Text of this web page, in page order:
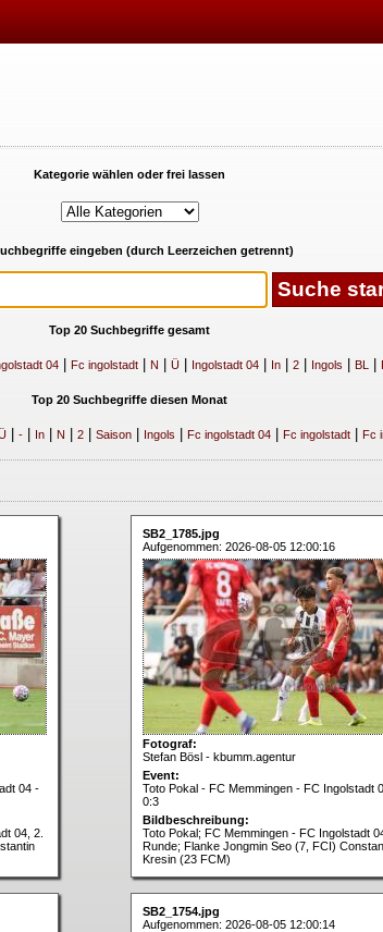
Kategorie wählen oder frei lassen
eingeben (durch Leerzeichen getrennt)
Top 20 Suchbegriffe gesamt
04| Fc ingolstadt| N Ü Ingolstadt 04| In| 2| Ingols BL |
Top 20 Suchbegriffe diesen Monat
| -| In| N 2| Saison| Ingols Fc ingolstadt 04| Fc ingolstadt| Fc
04 -
04, 2.
SB2_1785.jpg
Aufgenommen: 2026-08-05 12:00:16
Fotograf:
Stefan Bösl - kbumm.agentur
Event:
Toto Pokal - FC Memmingen - FC Ingolstadt
0:3
Bildbeschreibung:
Toto Pokal; FC Memmingen - FC Ingolstadt
Runde; Flanke Jongmin Seo (7, FCI)
Kresin (23 FCM)
SB2_1754.jpg
Aufgenommen: 2026-08-05 12:00:14